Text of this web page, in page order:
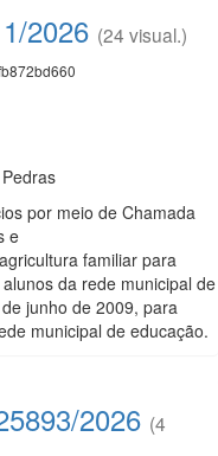
2026 (24 visual.)
por meio de Chamada
e
familiar para
da rede municipal de
junho de 2009, para
municipal de educação.
2026 (4